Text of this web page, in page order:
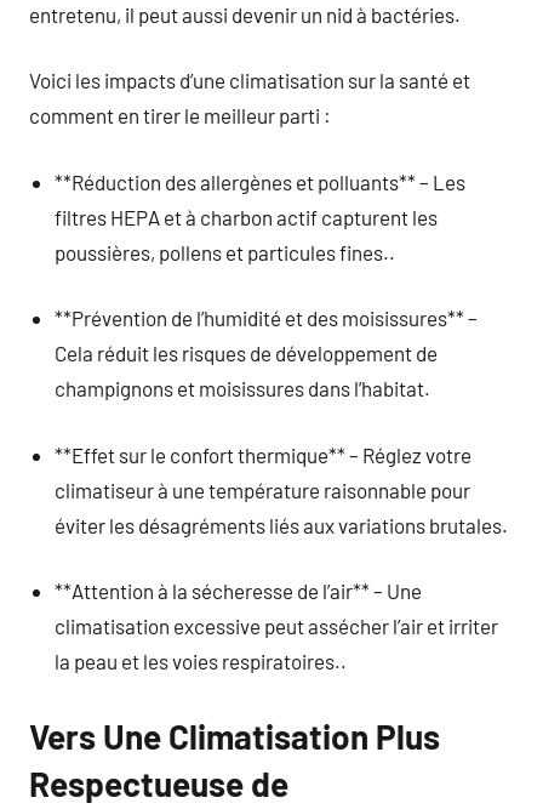
entretenu, il peut aussi devenir un nid à bactéries.
Voici les impacts d’une climatisation sur la santé et
comment en tirer le meilleur parti :
**Réduction des allergènes et polluants** – Les
filtres HEPA et à charbon actif capturent les
poussières, pollens et particules fines..
**Prévention de l’humidité et des moisissures** –
Cela réduit les risques de développement de
champignons et moisissures dans l’habitat.
**Effet sur le confort thermique** – Réglez votre
climatiseur à une température raisonnable pour
éviter les désagréments liés aux variations brutales.
**Attention à la sécheresse de l’air** – Une
climatisation excessive peut assécher l’air et irriter
la peau et les voies respiratoires..
Vers Une Climatisation Plus
Respectueuse de